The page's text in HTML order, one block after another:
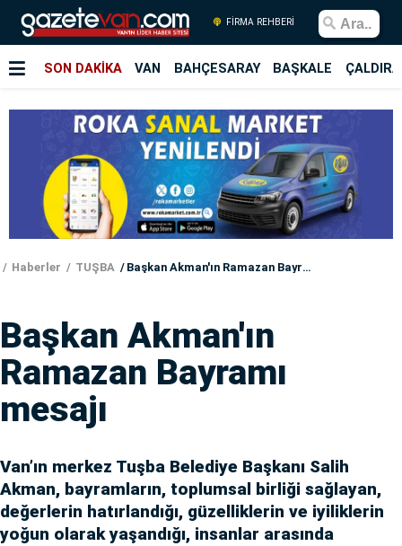
FİRMA REHBERİ
SON DAKİKA VAN BAHÇESARAY BAŞKALE
Haberler TUŞBA Başkan Akman'ın Ramazan Bayramı mesajı
Başkan Akman'ın
Ramazan Bayramı
mesajı
Van’ın merkez Tuşba Belediye Başkanı Salih
Akman, bayramların, toplumsal birliği sağlayan,
değerlerin hatırlandığı, güzelliklerin ve iyiliklerin
yoğun olarak yaşandığı, insanlar arasında